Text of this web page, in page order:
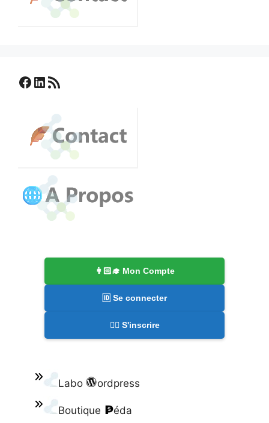
Facebook
LinkedIn
Flux RSS
👩🏻‍🎓 Mon Compte
🆔 Se connecter
✍🏻 S'inscrire
Labo ordpress
Boutique éda